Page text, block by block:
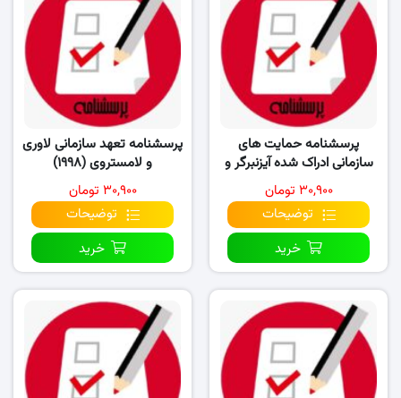
پرسشنامه حمایت های
سازمانی ادراک شده آیزنبرگر و
همکاران (۱۹۹۰)
۳۰,۹۰۰ تومان
توضیحات
خرید
پرسشنامه تعهد سازمانی لاوری
و لامستروی (۱۹۹۸)
۳۰,۹۰۰ تومان
توضیحات
خرید